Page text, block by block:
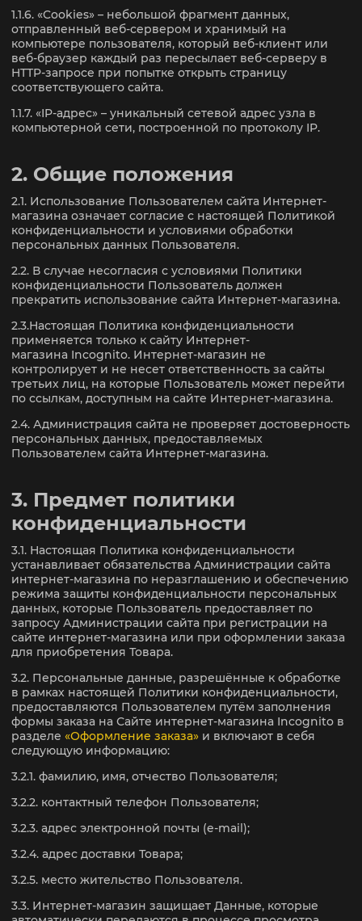
1.1.6. «Cookies» – небольшой фрагмент данных,
отправленный веб-сервером и хранимый на
компьютере пользователя, который веб-клиент или
веб-браузер каждый раз пересылает веб-серверу в
HTTP-запросе при попытке открыть страницу
соответствующего сайта.
1.1.7. «IP-адрес» – уникальный сетевой адрес узла в
компьютерной сети, построенной по протоколу IP.
2. Общие положения
2.1. Использование Пользователем сайта Интернет-
магазина означает согласие с настоящей Политикой
конфиденциальности и условиями обработки
персональных данных Пользователя.
2.2. В случае несогласия с условиями Политики
конфиденциальности Пользователь должен
прекратить использование сайта Интернет-магазина.
2.3.Настоящая Политика конфиденциальности
применяется только к сайту Интернет-
магазина Incognito. Интернет-магазин не
контролирует и не несет ответственность за сайты
третьих лиц, на которые Пользователь может перейти
по ссылкам, доступным на сайте Интернет-магазина.
2.4. Администрация сайта не проверяет достоверность
персональных данных, предоставляемых
Пользователем сайта Интернет-магазина.
3. Предмет политики
конфиденциальности
3.1. Настоящая Политика конфиденциальности
устанавливает обязательства Администрации сайта
интернет-магазина по неразглашению и обеспечению
режима защиты конфиденциальности персональных
данных, которые Пользователь предоставляет по
запросу Администрации сайта при регистрации на
сайте интернет-магазина или при оформлении заказа
для приобретения Товара.
3.2. Персональные данные, разрешённые к обработке
в рамках настоящей Политики конфиденциальности,
предоставляются Пользователем путём заполнения
формы заказа на Сайте интернет-магазина Incognito в
разделе «Оформление заказа» и включают в себя
следующую информацию:
3.2.1. фамилию, имя, отчество Пользователя;
3.2.2. контактный телефон Пользователя;
3.2.3. адрес электронной почты (e-mail);
3.2.4. адрес доставки Товара;
3.2.5. место жительство Пользователя.
3.3. Интернет-магазин защищает Данные, которые